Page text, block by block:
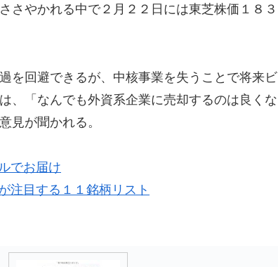
さやかれる中で２月２２日には東芝株価１８３
を回避できるが、中核事業を失うことで将来ビ
、「なんでも外資系企業に売却するのは良くな
見が聞かれる。
でお届け
注目する１１銘柄リスト